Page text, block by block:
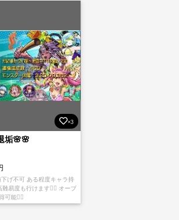
×3
垢🌸🌸
げ不可 ある程度キャラ持
難易度も行けます🙆‍♀️ オーブ
可能🙆‍♀️